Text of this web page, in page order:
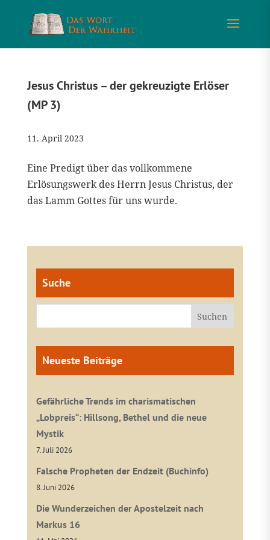
Jesus Christus – der gekreuzigte Erlöser
(MP 3)
11. April 2023
Eine Predigt über das vollkommene
Erlösungswerk des Herrn Jesus Christus, der
das Lamm Gottes für uns wurde.
Suche
Neueste Beiträge
Gefährliche Trends im charismatischen
„Lobpreis“: Hillsong, Bethel und die neue
Mystik
7. Juli 2026
Falsche Propheten der Endzeit (Buchinfo)
8. Juni 2026
Die Wunderzeichen der Apostelzeit nach
Markus 16